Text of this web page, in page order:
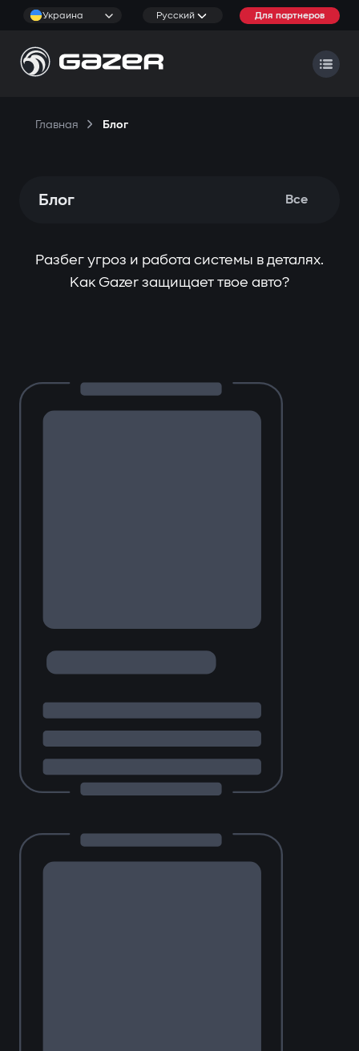
Украина Русский Для партнеров
Главная Блог
Блог Все
Разбег угроз и работа системы в деталях.
Как Gazer защищает твое авто?